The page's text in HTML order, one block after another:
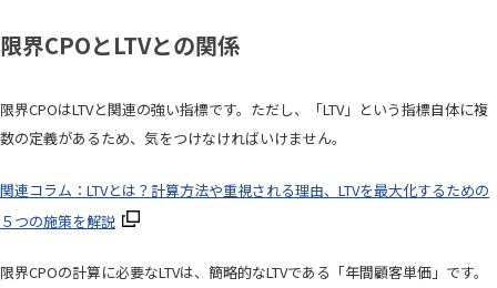
限界CPOとLTVとの関係
限界CPOはLTVと関連の強い指標です。ただし、「LTV」という指標自体に複
数の定義があるため、気をつけなければいけません。
関連コラム：LTVとは？計算方法や重視される理由、LTVを最大化するための
５つの施策を解説
限界CPOの計算に必要なLTVは、簡略的なLTVである「年間顧客単価」です。